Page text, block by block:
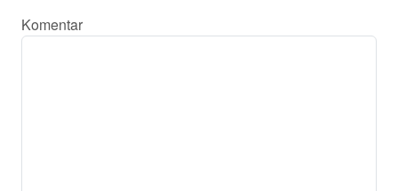
Komentar